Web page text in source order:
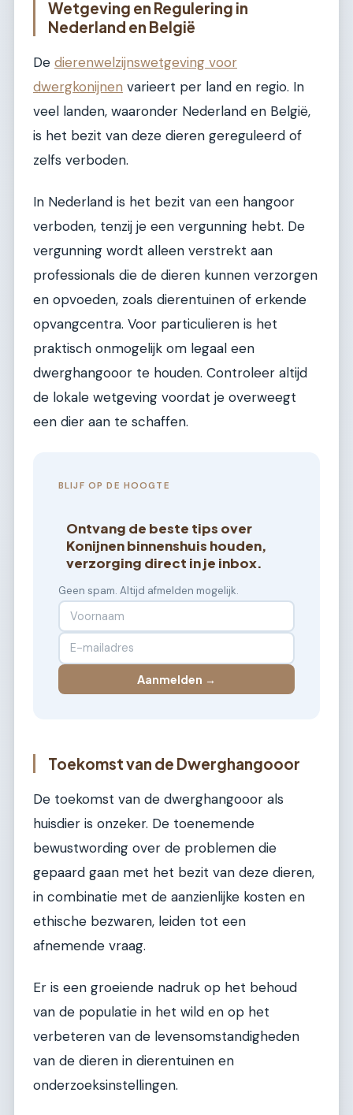
Wetgeving en Regulering in
Nederland en België
De dierenwelzijnswetgeving voor
dwergkonijnen varieert per land en regio. In
veel landen, waaronder Nederland en België,
is het bezit van deze dieren gereguleerd of
zelfs verboden.
In Nederland is het bezit van een hangoor
verboden, tenzij je een vergunning hebt. De
vergunning wordt alleen verstrekt aan
professionals die de dieren kunnen verzorgen
en opvoeden, zoals dierentuinen of erkende
opvangcentra. Voor particulieren is het
praktisch onmogelijk om legaal een
dwerghangooor te houden. Controleer altijd
de lokale wetgeving voordat je overweegt
een dier aan te schaffen.
BLIJF OP DE HOOGTE
Ontvang de beste tips over
Konijnen binnenshuis houden,
verzorging direct in je inbox.
Geen spam. Altijd afmelden mogelijk.
Aanmelden →
Toekomst van de Dwerghangooor
De toekomst van de dwerghangooor als
huisdier is onzeker. De toenemende
bewustwording over de problemen die
gepaard gaan met het bezit van deze dieren,
in combinatie met de aanzienlijke kosten en
ethische bezwaren, leiden tot een
afnemende vraag.
Er is een groeiende nadruk op het behoud
van de populatie in het wild en op het
verbeteren van de levensomstandigheden
van de dieren in dierentuinen en
onderzoeksinstellingen.